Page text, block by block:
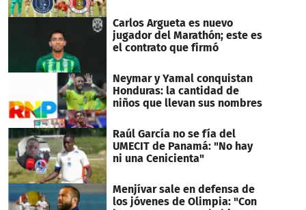
Carlos Argueta es nuevo
jugador del Marathón; este es
el contrato que firmó
Neymar y Yamal conquistan
Honduras: la cantidad de
niños que llevan sus nombres
Raúl García no se fía del
UMECIT de Panamá: "No hay
ni una Cenicienta"
Menjívar sale en defensa de
los jóvenes de Olimpia: "Con